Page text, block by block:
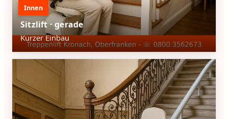
Innen
Sitzlift · gerade
Kurzer Einbau